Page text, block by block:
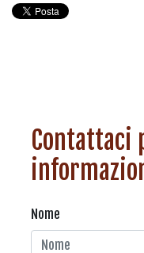
Contattaci
Nome